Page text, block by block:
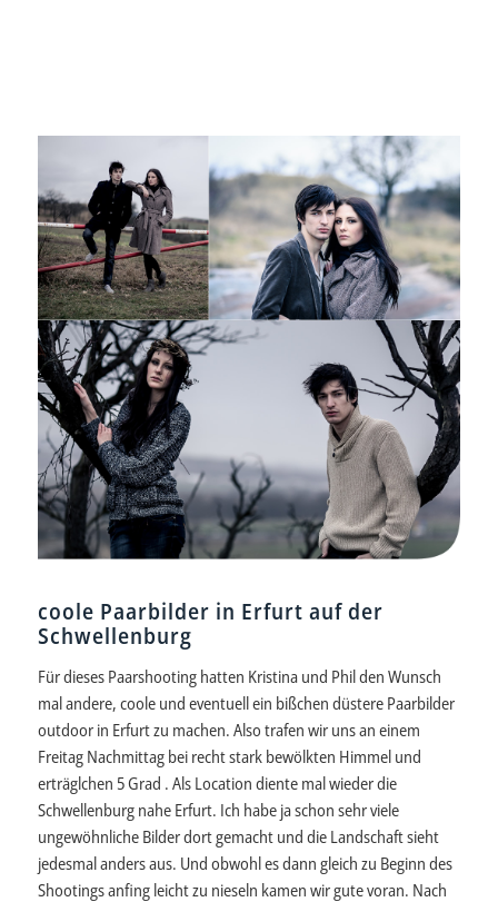
coole Paarbilder in Erfurt auf der
Schwellenburg
Für dieses Paarshooting hatten Kristina und Phil den Wunsch
mal andere, coole und eventuell ein bißchen düstere Paarbilder
outdoor in Erfurt zu machen. Also trafen wir uns an einem
Freitag Nachmittag bei recht stark bewölkten Himmel und
erträglchen 5 Grad . Als Location diente mal wieder die
Schwellenburg nahe Erfurt. Ich habe ja schon sehr viele
ungewöhnliche Bilder dort gemacht und die Landschaft sieht
jedesmal anders aus. Und obwohl es dann gleich zu Beginn des
Shootings anfing leicht zu nieseln kamen wir gute voran. Nach